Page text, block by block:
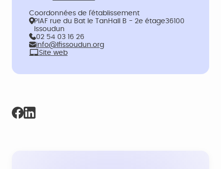
Coordonnées de l’établissement
PIAF rue du Bat le TanHall B - 2e étage36100
Issoudun
02 54 03 16 26
info@lfissoudun.org
Site web